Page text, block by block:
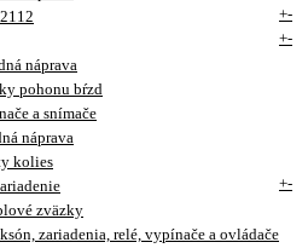
+-
+-
náprava
pohonu bŕzd
a snímače
náprava
kolies
+-
zväzky
zariadenia, relé, vypínače a ovládače